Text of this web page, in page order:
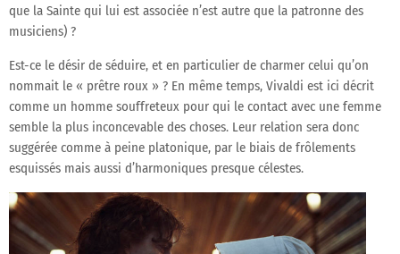
que la Sainte qui lui est associée n’est autre que la patronne des
musiciens) ?
Est-ce le désir de séduire, et en particulier de charmer celui qu’on
nommait le « prêtre roux » ? En même temps, Vivaldi est ici décrit
comme un homme souffreteux pour qui le contact avec une femme
semble la plus inconcevable des choses. Leur relation sera donc
suggérée comme à peine platonique, par le biais de frôlements
esquissés mais aussi d’harmoniques presque célestes.